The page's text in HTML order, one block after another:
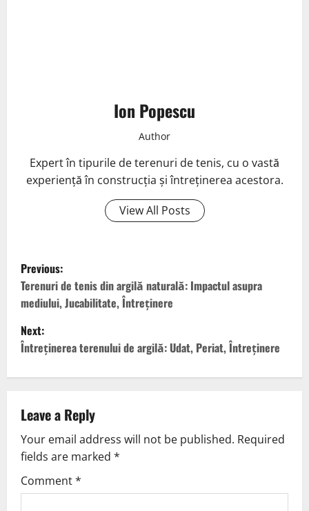
Ion Popescu
Author
Expert în tipurile de terenuri de tenis, cu o vastă
experiență în construcția și întreținerea acestora.
View All Posts
P
o
s
t
n
a
v
i
g
Previous:
Terenuri de tenis din argilă naturală: Impactul asupra
mediului, Jucabilitate, Întreținere
Next:
Întreținerea terenului de argilă: Udat, Periat, Întreținere
Leave a Reply
Your email address will not be published. Required
fields are marked *
Comment*